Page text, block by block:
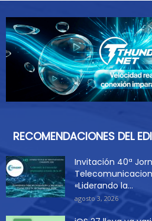
RECOMENDACIONES DEL
Invitación 40ª
«Liderando la...
agosto 3, 2026